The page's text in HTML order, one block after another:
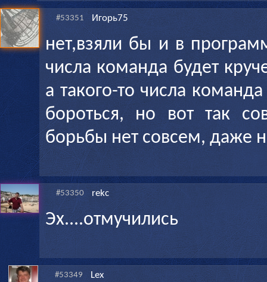
#53351 Игорь75
нет,взяли бы и в
числа команда будет
а такого-то числа
бороться, но вот так
борьбы нет совсем, даже
#53350 rekc
Эх....отмучились
#53349 Lex